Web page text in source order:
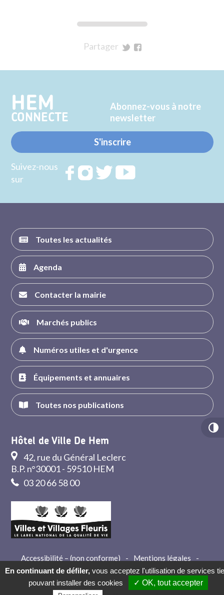
Partager
Twitter
Facebook
HEM
CONNECTE
Abonnez-vous à notre
newsletter
S'inscrire
Suivez-nous
sur
RejoignezRejoignezRejoignez
Toutes les actualités
Agenda
Contacter la mairie
Marchés publics
Numéros utiles et d'urgence
Équipements et annuaires
Toutes nos publications
Hôtel de Ville De Hem
42, rue du Général Leclerc
B.P. n°30001 - 59510 HEM
03 20 66 58 00
Accessibilité – (non conforme) - Mentions légales
-
Crédits
- Contact
En continuant de défiler, vous acceptez l'utilisation de services
pouvant installer des cookies
✓ OK, tout accepter